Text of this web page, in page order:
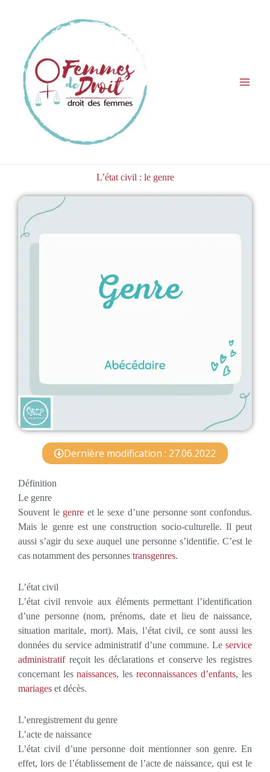
L’état civil : le genre
Dernière modification : 27.06.2022
Définition
Le genre
Souvent le genre et le sexe d’une personne sont confondus.
Mais le genre est une construction socio-culturelle. Il peut
aussi s’agir du sexe auquel une personne s’identifie. C’est le
cas notamment des personnes transgenres.
L’état civil
L’état civil renvoie aux éléments permettant l’identification
d’une personne (nom, prénoms, date et lieu de naissance,
situation maritale, mort). Mais, l’état civil, ce sont aussi les
données du service administratif d’une commune. Le service
administratifreçoit les déclarations et conserve les registres
concernant les naissances, les reconnaissances d’enfants, les
mariages et décès.
L’enregistrement du genre
L’acte de naissance
L’état civil d’une personne doit mentionner son genre. En
effet, lors de l’établissement de l’acte de naissance, qui est le